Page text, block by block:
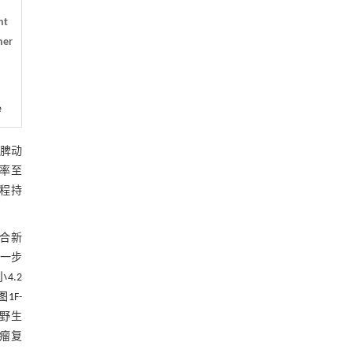
动
至
持
新
步
4.2
1F-
生
复